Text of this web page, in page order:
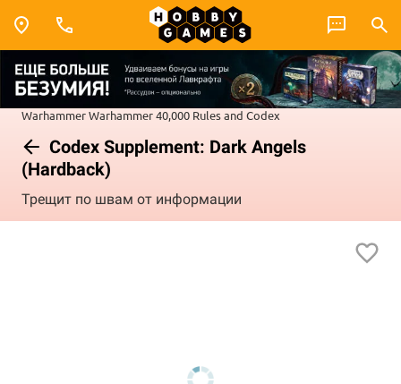
WarhammerWarhammer 40,000 Rules and Codex
Codex Supplement: Dark Angels
(Hardback)
Трещит по швам от информации